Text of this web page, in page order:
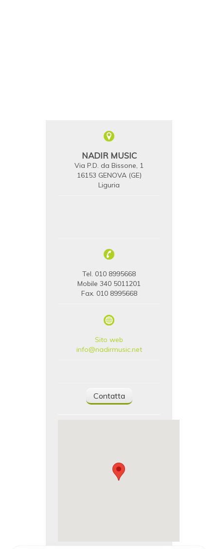
NADIR MUSIC
Via P.D. da Bissone, 1
16153 GENOVA (GE)
Liguria
Tel. 010 8995668
Mobile 340 5011201
Fax. 010 8995668
Sito web
info@nadirmusic.net